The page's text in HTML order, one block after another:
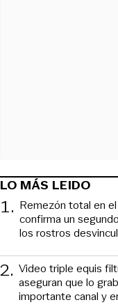
LO MÁS LEIDO
1. Remezón total en
confirma un
los rostros
2. Video triple equis
aseguran que lo
importante canal y